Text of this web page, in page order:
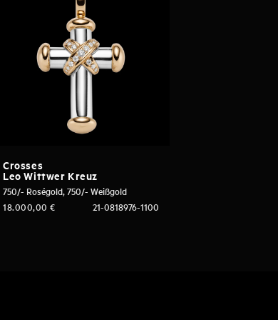
Crosses
Leo Wittwer Kreuz
750/- Roségold, 750/- Weißgold
21-0818976-1100
18.000,00€